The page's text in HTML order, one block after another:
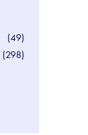
(49)
(298)